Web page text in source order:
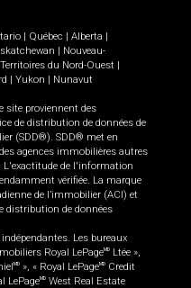
| Québec | Alberta |
| Nouveau-
Territoires du Nord-Ouest |
| Yukon | Nunavut
site proviennent des
de distribution de données de
(SDD®). SDD® met en
agences immobilières autres
L'exactitude de l'information
vérifiée. La marque
de l’immobilier (ACI) et
distribution de données
Les bureaux
Royal LePageMD
Ltée »,
MD », « Royal LePageMD
Credit
LePageMD West Real Estate